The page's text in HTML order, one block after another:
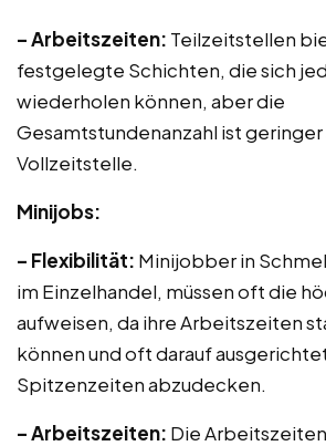
– Arbeitszeiten: Teilzeitstellen
festgelegte Schichten, die sich
wiederholen können, aber die
Gesamtstundenanzahl ist geringer
Vollzeitstelle.
Minijobs:
– Flexibilität: Minijobber in
im Einzelhandel, müssen oft die
aufweisen, da ihre Arbeitszeiten
können und oft darauf
Spitzenzeiten abzudecken.
– Arbeitszeiten: Die